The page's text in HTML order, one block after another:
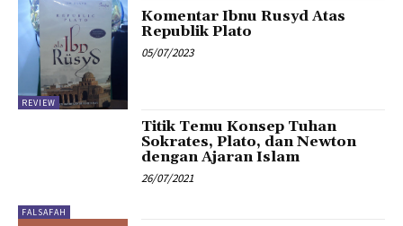
REVIEW
Komentar Ibnu Rusyd Atas
Republik Plato
05/07/2023
FALSAFAH
Titik Temu Konsep Tuhan
Sokrates, Plato, dan Newton
dengan Ajaran Islam
26/07/2021